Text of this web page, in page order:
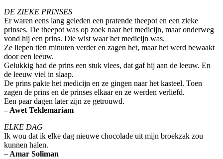
DE ZIEKE PRINSES
Er waren eens lang geleden een pratende theepot en een zieke
prinses. De theepot was op zoek naar het medicijn, maar onderweg
vond hij een prins. Die wist waar het medicijn was.
Ze liepen tien minuten verder en zagen het, maar het werd bewaakt
door een leeuw.
Gelukkig had de prins een stuk vlees, dat gaf hij aan de leeuw. En
de leeuw viel in slaap.
De prins pakte het medicijn en ze gingen naar het kasteel. Toen
zagen de prins en de prinses elkaar en ze werden verliefd.
Een paar dagen later zijn ze getrouwd.
– Awet Teklemariam
ELKE DAG
Ik wou dat ik elke dag nieuwe chocolade uit mijn broekzak zou
kunnen halen.
– Amar Soliman